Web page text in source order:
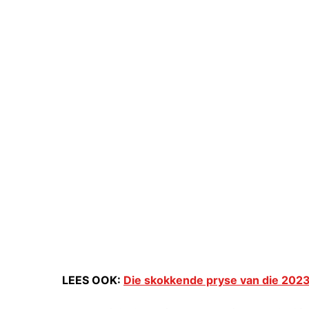
LEES OOK: Die skokkende pryse van die